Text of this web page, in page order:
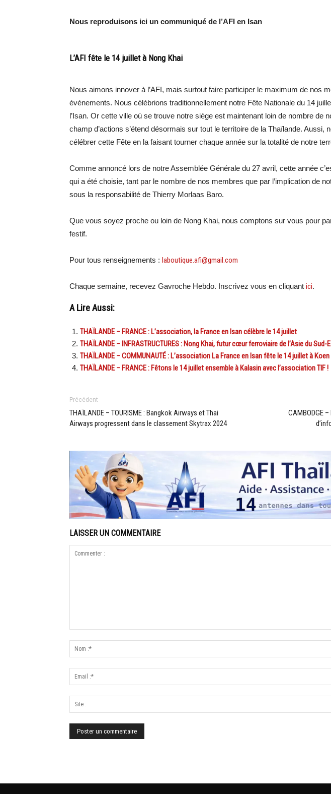
Nous reproduisons ici un communiqué de l’AFI en Isan
L’AFI fête le 14 juillet à Nong Khai
Nous aimons innover à l’AFI, mais surtout faire participer le maximum de nos
événements. Nous célébrions traditionnellement notre Fête Nationale du 14
l’Isan. Or cette ville où se trouve notre siège est maintenant loin de nombre de
champ d’actions s’étend désormais sur tout le territoire de la Thaïlande. Aussi,
célébrer cette Fête en la faisant tourner chaque année sur la totalité de notre
Comme annoncé lors de notre Assemblée Générale du 27 avril, cette année
qui a été choisie, tant par le nombre de nos membres que par l’implication de
sous la responsabilité de Thierry Morlaas Baro.
Que vous soyez proche ou loin de Nong Khai, nous comptons sur vous pour
festif.
Pour tous renseignements : laboutique.afi@gmail.com
Chaque semaine, recevez Gavroche Hebdo. Inscrivez vous en cliquant ici.
A Lire Aussi:
THAÏLANDE – FRANCE : L’association, la France en Isan célèbre le 14 juillet
THAÏLANDE – INFRASTRUCTURES : Nong Khai, futur cœur ferroviaire de l’Asie du Sud-
THAÏLANDE – COMMUNAUTÉ : L’association La France en Isan fête le 14 juillet à Koen
THAÏLANDE – FRANCE : Fêtons le 14 juillet ensemble à Kalasin avec l’association TIF !
Précédent
THAÏLANDE – TOURISME : Bangkok Airways et Thai
Airways progressent dans le classement Skytrax 2024
CAMBODGE
LAISSER UN COMMENTAIRE